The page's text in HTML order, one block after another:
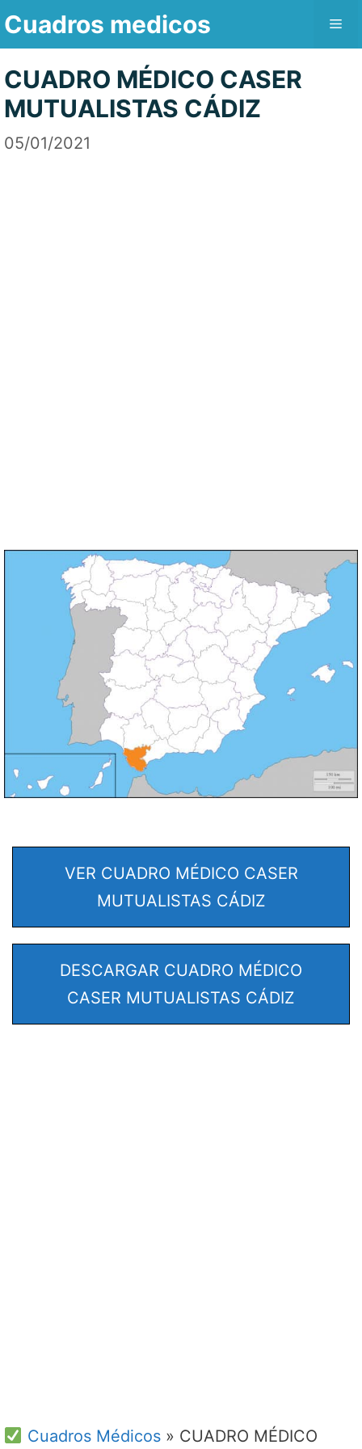
Saltar
contenido
Cuadros medicos
CUADRO MÉDICO CASER
MUTUALISTAS CÁDIZ
05/01/2021
VER CUADRO MÉDICO CASER
MUTUALISTAS CÁDIZ
DESCARGAR CUADRO MÉDICO
CASER MUTUALISTAS CÁDIZ
Cuadros Médicos» CUADRO MÉDICO